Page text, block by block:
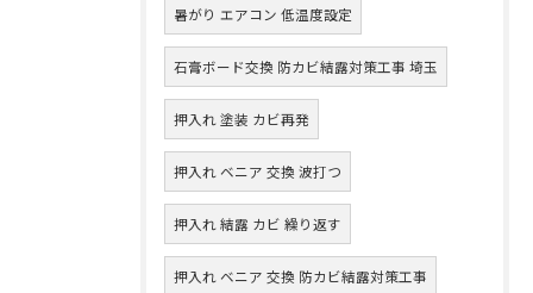
暑がり エアコン 低温度設定
石膏ボード交換 防カビ結露対策工事 埼玉
押入れ 塗装 カビ再発
押入れ ベニア 交換 波打つ
押入れ 結露 カビ 繰り返す
押入れ ベニア 交換 防カビ結露対策工事